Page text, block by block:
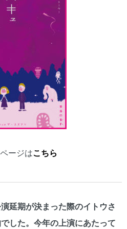
ージはこちら
延期が決まった際のイトウさ
した。今年の上演にあたって